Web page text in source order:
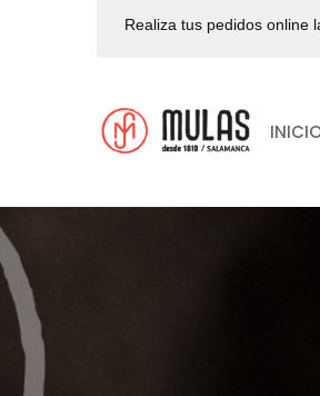
Realiza tus pedidos online